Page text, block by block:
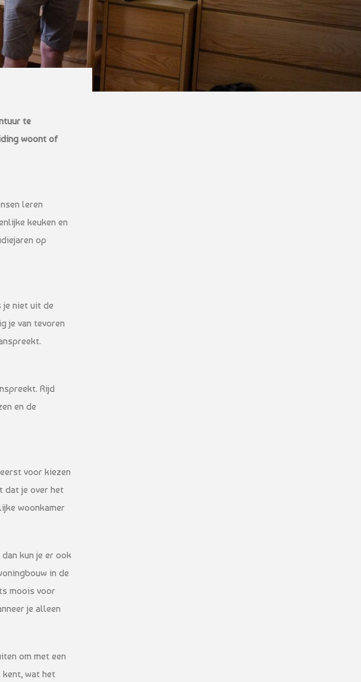
te
woont of
leren
keuken en
op
je niet uit de
je van tevoren
Rijd
en de
voor kiezen
dat je over het
woonkamer
kun je er ook
in de
moois voor
je alleen
om met een
kent, wat het